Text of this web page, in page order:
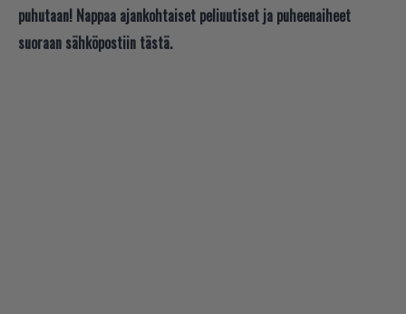
puhutaan! Nappaa ajankohtaiset peliuutiset ja puheenaiheet
suoraan sähköpostiin tästä.